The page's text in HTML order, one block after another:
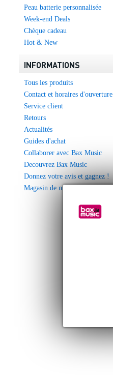
Peau batterie personnalisée
Week-end Deals
Chèque cadeau
Hot & New
INFORMATIONS
Tous les produits
Contact et horaires d'ouverture
Service client
Retours
Actualités
Guides d'achat
Collaborer avec Bax Music
Decouvrez Bax Music
Donnez votre avis et gagnez !
Magasin de musique